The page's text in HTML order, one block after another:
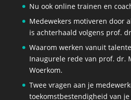
Nu ook online trainen en
Medewekers motiveren door
is achterhaald volgens prof.
Waarom werken vanuit
Inaugurele rede van prof. dr.
Woerkom.
Twee vragen aan je
toekomstbestendigheid van